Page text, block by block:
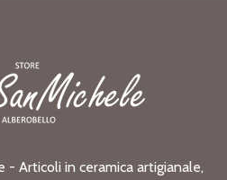
- Articoli in ceramica artigianale,